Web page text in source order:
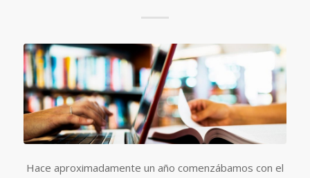
Hace aproximadamente un año comenzábamos con el